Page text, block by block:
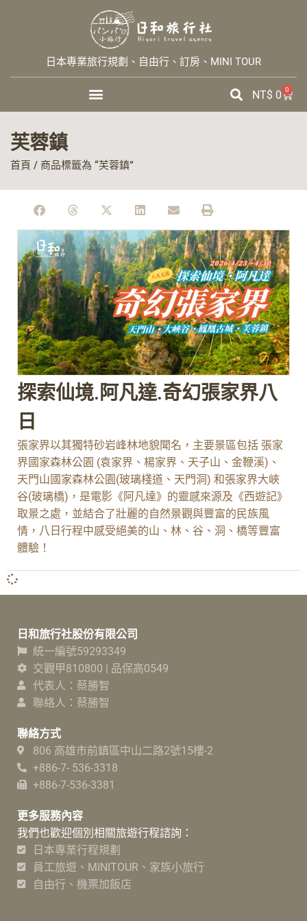
日本專業旅行規劃、自由行、訂房、MINI TOUR
NT$ 0 0
芙蓉鎮
首頁 / 商品標籤為 “芙蓉鎮”
探索仙境.阿凡達.奇幻張家界八
日
張家界以其獨特砂岩峰林地貌聞名，主要景區包括 張家
界國家森林公園 (袁家界、楊家界、天子山、金鞭溪)、
天門山國家森林公園(玻璃棧道、天門洞) 和張家界大峽
谷(玻璃橋)，是電影《阿凡達》的靈感來源及《西遊記》
取景之處，並結合了壯麗的自然景觀與豐富的民族風
情，八日行程中感受絕美的山、林、谷、洞、橋等豐富
體驗！
日和旅行社股份有限公司
統一編號59293349
交觀甲810800 | 品保高0549
代表人：蔡勝智
聯絡人：蔡勝智
聯絡方式
806 高雄市前鎮區中山二路2號15樓-2
+886-7- 536-3318
+886-7-536-3381
更多服務內容
我們也歡迎個別相關旅遊行程諮詢：
日本專業行程規劃
員工旅遊、MINITOUR、家族小旅行
自由行、機票加飯店